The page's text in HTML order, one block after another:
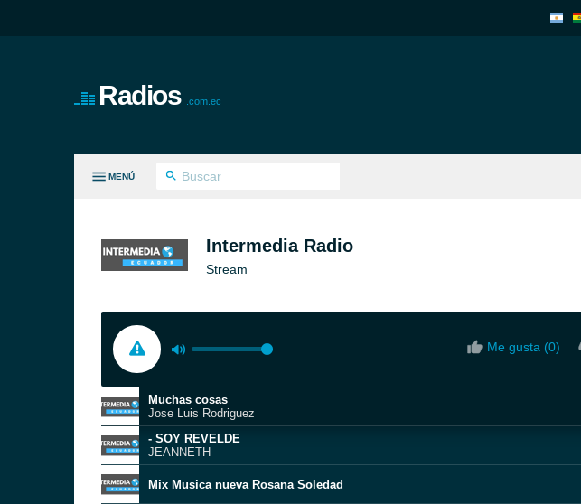
Radios .com.ec
MENÚ
Intermedia Radio
Stream
Me gusta (0)
Muchas cosas
Jose Luis Rodriguez
- SOY REVELDE
JEANNETH
Mix Musica nueva Rosana Soledad